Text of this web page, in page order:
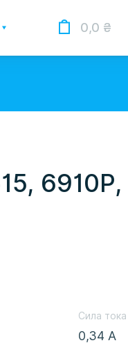
0,0 ₴
6910P,
Сила тока
0,34 А